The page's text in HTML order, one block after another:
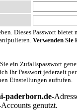
Dieses Passwort
Verwenden Sie
ein Zufallspasswort
Ihr Passwort jederzeit
Einstellungen aufrufen.
paderborn.de-
genutzt.